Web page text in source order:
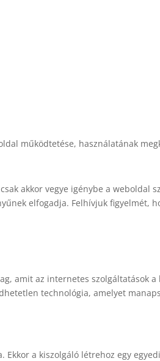
működtetése, használatának
akkor vegye igénybe a
elfogadja. Felhívjuk figyelmét,
amit az internetes szolgáltatások
technológia, amelyet
Ekkor a kiszolgáló létrehoz egy